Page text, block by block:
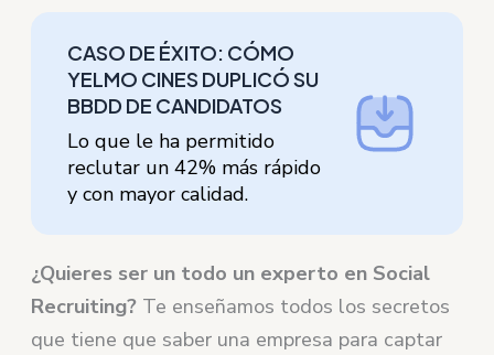
CASO DE ÉXITO: CÓMO
YELMO CINES DUPLICÓ SU
BBDD DE CANDIDATOS
Lo que le ha permitido
reclutar un 42% más rápido
y con mayor calidad.
¿Quieres ser un todo un experto en Social
Recruiting? Te enseñamos todos los secretos
que tiene que saber una empresa para captar